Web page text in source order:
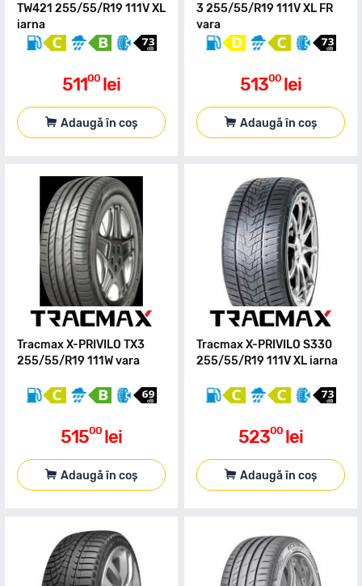
TW421 255/55/R19 111V XL
iarna
51100 lei
Adaugă în coș
3 255/55/R19 111V XL FR
vara
51300 lei
Adaugă în coș
Tracmax X-PRIVILO TX3
255/55/R19 111W vara
51500 lei
Adaugă în coș
Tracmax X-PRIVILO S330
255/55/R19 111V XL iarna
52300 lei
Adaugă în coș